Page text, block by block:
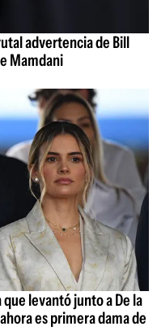
advertencia de Bill
Mamdani
levantó junto a De la
es primera dama de